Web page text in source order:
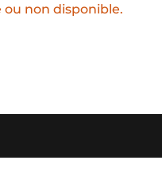
non disponible.